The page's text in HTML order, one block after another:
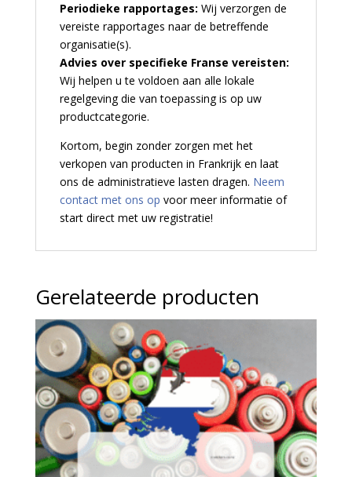
Periodieke rapportages: Wij verzorgen de
vereiste rapportages naar de betreffende
organisatie(s).
Advies over specifieke Franse vereisten:
Wij helpen u te voldoen aan alle lokale
regelgeving die van toepassing is op uw
productcategorie.
Kortom, begin zonder zorgen met het
verkopen van producten in Frankrijk en laat
ons de administratieve lasten dragen. Neem
contact met ons op voor meer informatie of
start direct met uw registratie!
Gerelateerde producten